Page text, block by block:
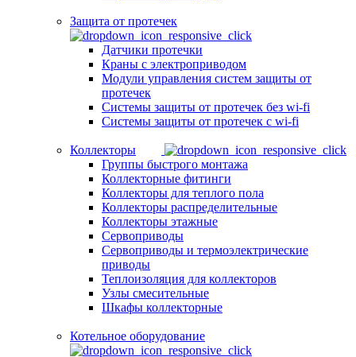
Защита от протечек
Датчики протечки
Краны с электроприводом
Модули управления систем защиты от
протечек
Системы защиты от протечек без wi-fi
Системы защиты от протечек с wi-fi
Коллекторы
Группы быстрого монтажа
Коллекторные фитинги
Коллекторы для теплого пола
Коллекторы распределительные
Коллекторы этажные
Сервоприводы
Сервоприводы и термоэлектрические
приводы
Теплоизоляция для коллекторов
Узлы смесительные
Шкафы коллекторные
Котельное оборудование